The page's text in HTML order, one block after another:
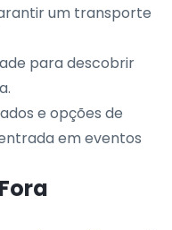
um transporte
para descobrir
e opções de
em eventos